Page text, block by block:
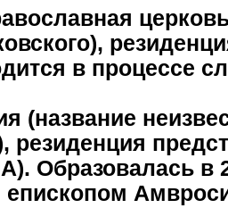
в процессе
(название
резиденция
Образовалась в
епископом